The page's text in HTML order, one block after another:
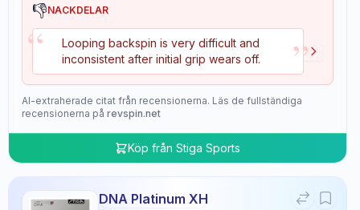
👎NACKDELAR
“
Looping backspin is very difficult and
inconsistent after initial grip wears off.
”
AI-extraherade citat från recensionerna. Läs de fullständiga
recensionerna på revspin.net
Köp från Stiga Sports
DNA Platinum XH